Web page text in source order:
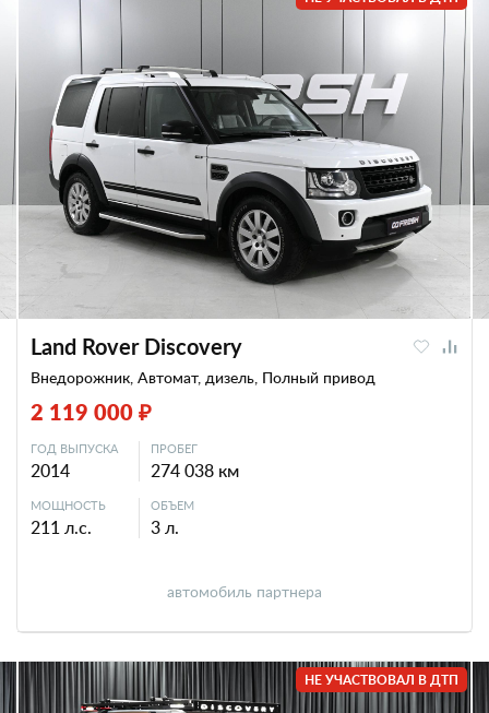
Land Rover Discovery
Внедорожник, Автомат, дизель, Полный привод
2 119 000 ₽
ГОД ВЫПУСКА
2014
ПРОБЕГ
274 038 км
МОЩНОСТЬ
211 л.с.
ОБЪЕМ
3 л.
автомобиль партнера
НЕ УЧАСТВОВАЛ В ДТП